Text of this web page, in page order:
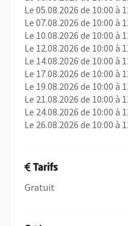
Le 05.08.2026 de 10:00 à
Le 07.08.2026 de 10:00 à
Le 10.08.2026 de 10:00 à
Le 12.08.2026 de 10:00 à
Le 14.08.2026 de 10:00 à
Le 17.08.2026 de 10:00 à
Le 19.08.2026 de 10:00 à
Le 21.08.2026 de 10:00 à
Le 24.08.2026 de 10:00 à
Le 26.08.2026 de 10:00 à
Tarifs
Gratuit